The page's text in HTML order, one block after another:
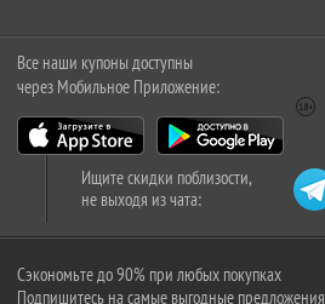
Все наши купоны доступны
через Мобильное Приложение:
Ищите скидки поблизости,
не выходя из чата:
Сэкономьте до 90% при любых покупках
Подпишитесь на самые выгодные предложения